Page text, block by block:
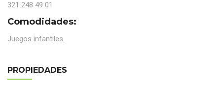
321 248 49 01
Comodidades:
Juegos infantiles.
PROPIEDADES